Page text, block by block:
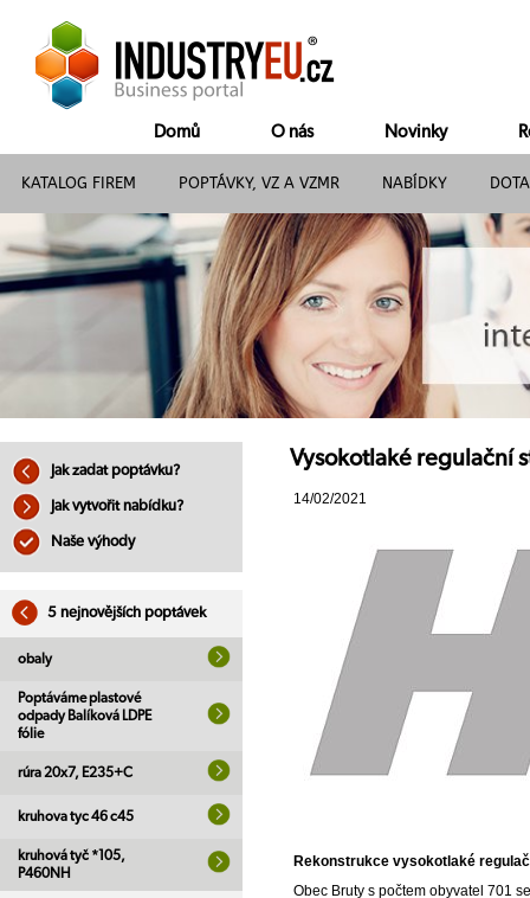
Domů O nás Novinky
KATALOG FIREM POPTÁVKY, VZ A VZMR NABÍDKY
Jak zadat poptávku?
Jak vytvořit nabídku?
Naše výhody
5 nejnovějších poptávek
obaly
Poptáváme plastové
odpady Balíková LDPE
fólie
rúra 20x7, E235+C
kruhova tyc 46 c45
kruhová tyč *105,
P460NH
Vysokotlaké regulační
14/02/2021
Rekonstrukce vysokotlaké
Obec Bruty s počtem obyvatel 701